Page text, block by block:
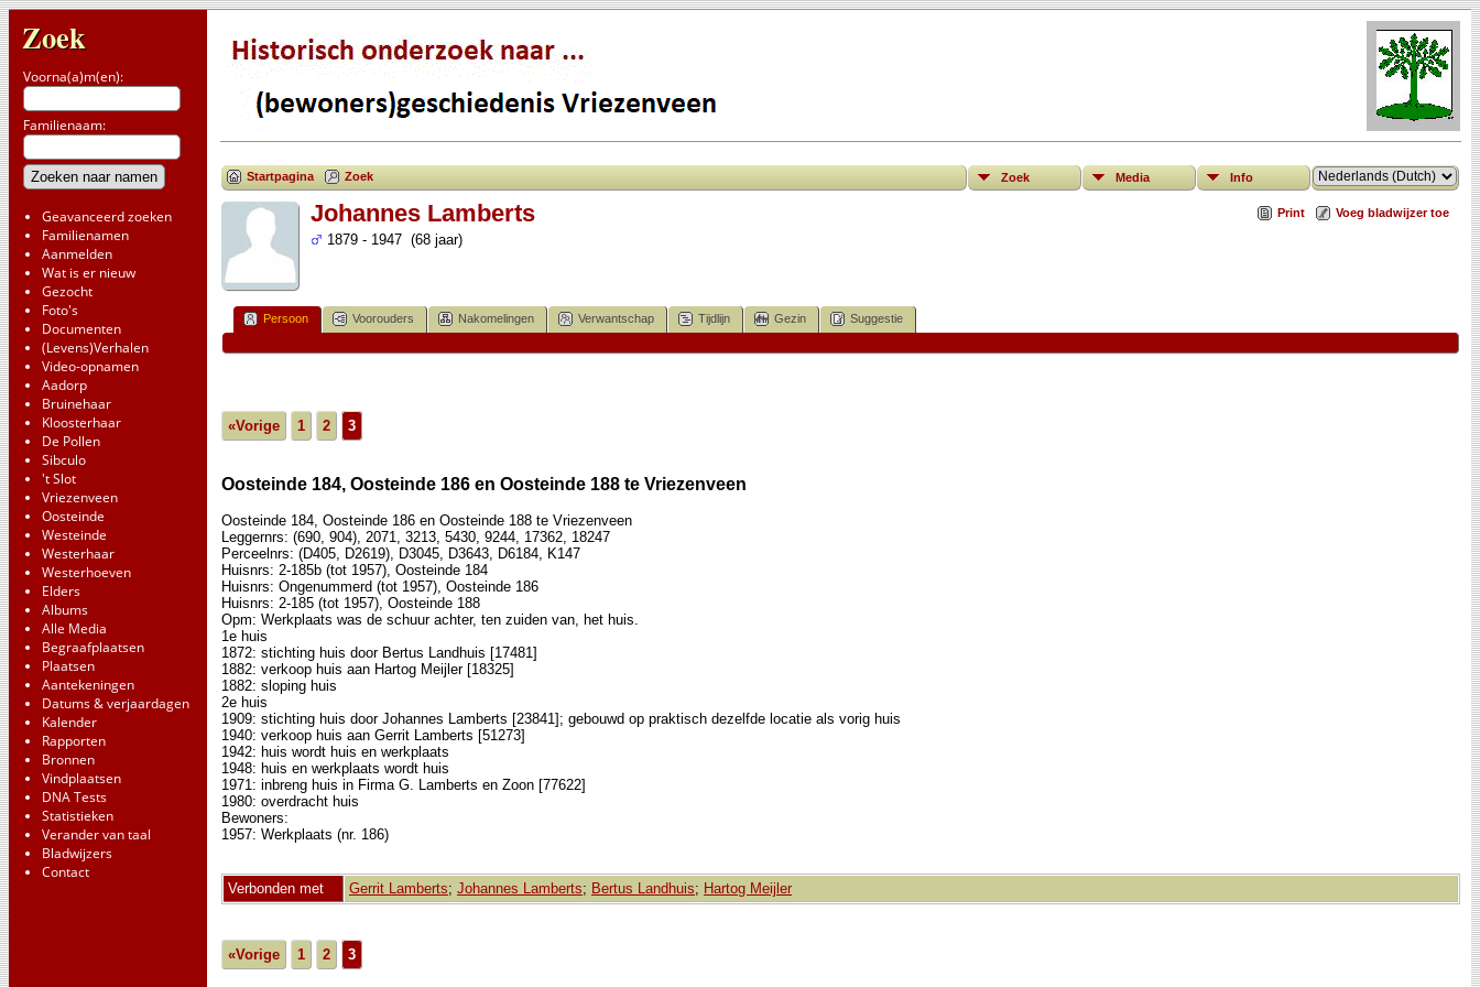
Zoek
Voorna(a)m(en):
Familienaam:
Geavanceerd zoeken
Familienamen
Aanmelden
Wat is er nieuw
Gezocht
Foto's
Documenten
(Levens)Verhalen
Video-opnamen
Aadorp
Bruinehaar
Kloosterhaar
De Pollen
Sibculo
't Slot
Vriezenveen
Oosteinde
Westeinde
Westerhaar
Westerhoeven
Elders
Albums
Alle Media
Begraafplaatsen
Plaatsen
Aantekeningen
Datums & verjaardagen
Kalender
Rapporten
Bronnen
Vindplaatsen
DNA Tests
Statistieken
Verander van taal
Bladwijzers
Contact
Startpagina Zoek Zoek Media Info
Print Voeg bladwijzer toe
Johannes Lamberts
1879 - 1947 (68 jaar)
Persoon Voorouders Nakomelingen Verwantschap Tijdlijn Gezin Suggestie
«Vorige 1 2 3
Oosteinde 184, Oosteinde 186 en Oosteinde 188 te Vriezenveen
Oosteinde 184, Oosteinde 186 en Oosteinde 188 te Vriezenveen
Leggernrs: (690, 904), 2071, 3213, 5430, 9244, 17362, 18247
Perceelnrs: (D405, D2619), D3045, D3643, D6184, K147
Huisnrs: 2-185b (tot 1957), Oosteinde 184
Huisnrs: Ongenummerd (tot 1957), Oosteinde 186
Huisnrs: 2-185 (tot 1957), Oosteinde 188
Opm: Werkplaats was de schuur achter, ten zuiden van, het huis.
1e huis
1872: stichting huis door Bertus Landhuis [17481]
1882: verkoop huis aan Hartog Meijler [18325]
1882: sloping huis
2e huis
1909: stichting huis door Johannes Lamberts [23841]; gebouwd op praktisch dezelfde locatie als vorig huis
1940: verkoop huis aan Gerrit Lamberts [51273]
1942: huis wordt huis en werkplaats
1948: huis en werkplaats wordt huis
1971: inbreng huis in Firma G. Lamberts en Zoon [77622]
1980: overdracht huis
Bewoners:
1957: Werkplaats (nr. 186)
Verbonden met Gerrit Lamberts; Johannes Lamberts; Bertus Landhuis; Hartog Meijler
«Vorige 1 2 3